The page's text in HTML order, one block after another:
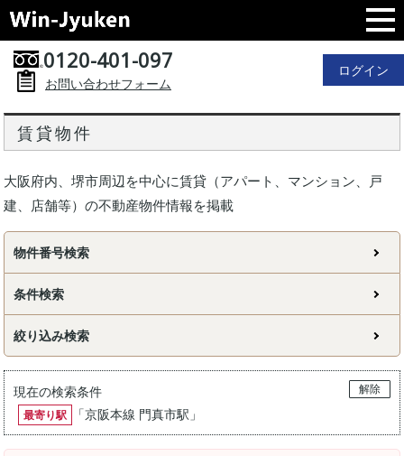
0120-401-097
お問い合わせフォーム
ログイン
賃貸物件
大阪府内、堺市周辺を中心に賃貸（アパート、マンション、戸
建、店舗等）の不動産物件情報を掲載
物件番号検索
条件検索
絞り込み検索
現在の検索条件
解除
最寄り駅
「京阪本線 門真市駅 」